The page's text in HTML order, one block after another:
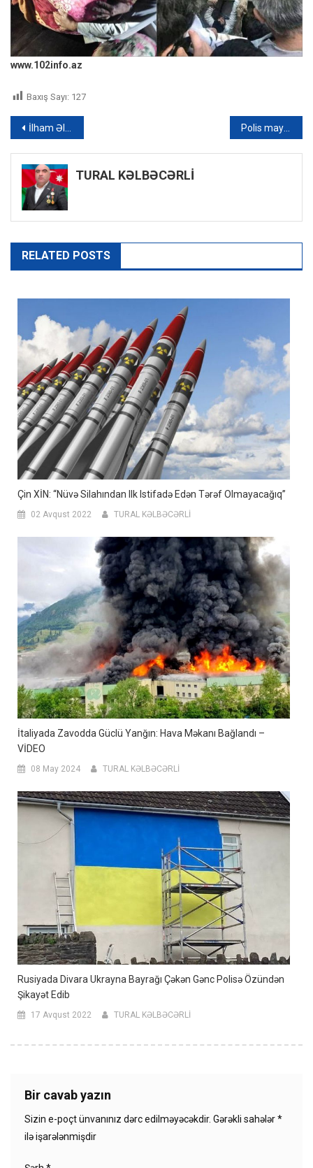
www.102info.az
Baxış Sayı: 127
Yazı
naviqasiyası
İlham Əliyev Özbəkistanın Ürgənc şəhərinə gedib Polis mayoruna yeni vəzifə verildi
TURAL KƏLBƏCƏRLİ
RELATED POSTS
Çin XİN: “Nüvə Silahından Ilk Istifadə Edən Tərəf Olmayacağıq”
02 Avqust 2022 TURAL KƏLBƏCƏRLİ
İtaliyada Zavodda Güclü Yanğın: Hava Məkanı Bağlandı –
VİDEO
08 May 2024 TURAL KƏLBƏCƏRLİ
Rusiyada Divara Ukrayna Bayrağı Çəkən Gənc Polisə Özündən
Şikayət Edib
17 Avqust 2022 TURAL KƏLBƏCƏRLİ
Bir cavab yazın
Sizin e-poçt ünvanınız dərc edilməyəcəkdir. Gərəkli sahələr*
ilə işarələnmişdir